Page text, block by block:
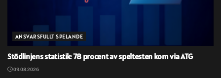
ANSVARSFULLT SPELANDE
Stödlinjens statistik: 78 procent av speltesten kom via ATG
09.08.2026